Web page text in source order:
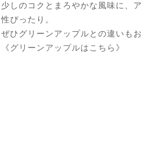
少しのコクとまろやかな風味に、
性ぴったり。
ぜひグリーンアップルとの違いも
《グリーンアップルはこちら》